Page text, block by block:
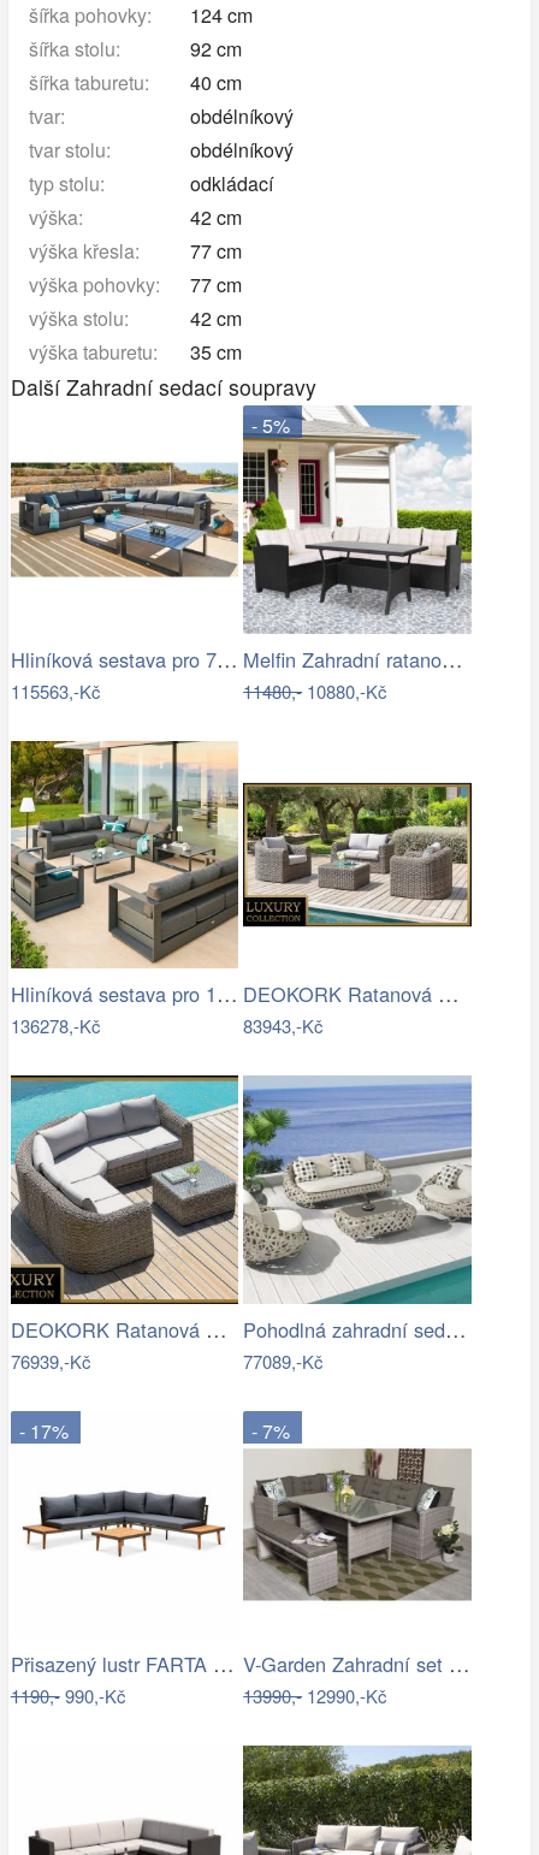
šířka pohovky:
124 cm
šířka stolu:
92 cm
šířka taburetu:
40 cm
tvar:
obdélníkový
tvar stolu:
obdélníkový
typ stolu:
odkládací
výška:
42 cm
výška křesla:
77 cm
výška pohovky:
77 cm
výška stolu:
42 cm
výška taburetu:
35 cm
Další Zahradní sedací soupravy
Hliníková sestava pro 7 osob MADRID …
115563,-Kč
- 5%
Melfin Zahradní ratanová sestava…
11480,-10880,-Kč
Hliníková sestava pro 10 osob MADRID …
136278,-Kč
DEOKORK Ratanová modulová sestava…
83943,-Kč
DEOKORK Ratanová modulová sestava…
76939,-Kč
Pohodlná zahradní sedací souprava - IKT
77089,-Kč
- 17%
Přisazený lustr FARTA 5xE27/60W/230V…
1190,-990,-Kč
- 7%
V-Garden Zahradní set TUNIS SET 6
13990,-12990,-Kč